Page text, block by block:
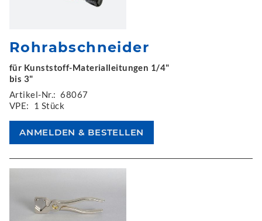
Rohrabschneider
für Kunststoff-Materialleitungen 1/4"
bis 3"
Artikel-Nr.: 68067
VPE:
1 Stück